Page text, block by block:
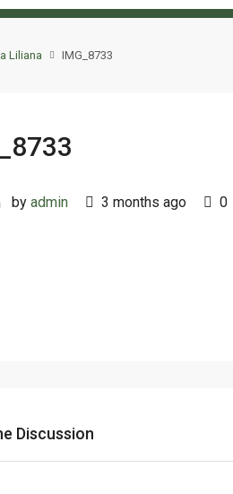
Liliana IMG_8733
by admin 3 months ago 0
Discussion